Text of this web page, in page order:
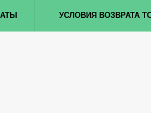
УСЛОВИЯ ВОЗВРАТА